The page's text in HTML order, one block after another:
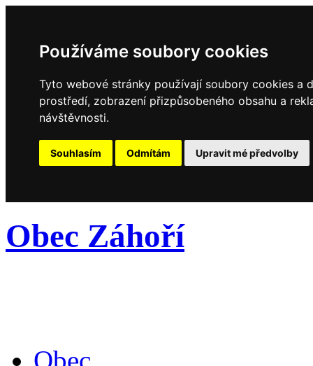
Používáme soubory cookies
Tyto webové stránky používají soubory cookies a
prostředí, zobrazení přizpůsobeného obsahu a
návštěvnosti.
Souhlasím Odmítám Upravit mé předvolby
Obec Záhoří
Obec